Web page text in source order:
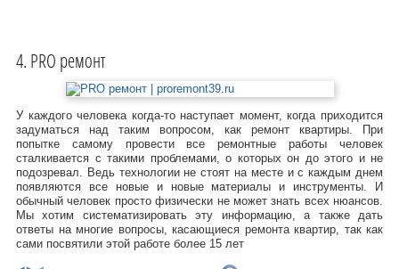
PRO ремонт
У каждого человека когда-то наступает момент, когда приходится
задуматься над таким вопросом, как ремонт квартиры. При
попытке самому провести все ремонтные работы человек
сталкивается с такими проблемами, о которых он до этого и не
подозревал. Ведь технологии не стоят на месте и с каждым днем
появляются все новые и новые материалы и инструменты. И
обычный человек просто физически не может знать всех нюансов.
Мы хотим систематизировать эту информацию, а также дать
ответы на многие вопросы, касающиеся ремонта квартир, так как
сами посвятили этой работе более 15 лет